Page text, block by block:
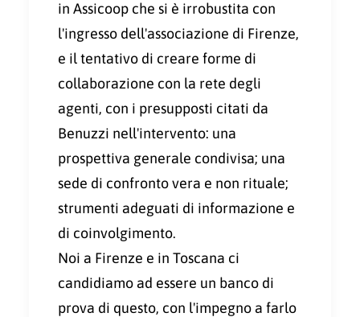
in Assicoop che si è irrobustita con
l'ingresso dell'associazione di Firenze,
e il tentativo di creare forme di
collaborazione con la rete degli
agenti, con i presupposti citati da
Benuzzi nell'intervento: una
prospettiva generale condivisa; una
sede di confronto vera e non rituale;
strumenti adeguati di informazione e
di coinvolgimento.
Noi a Firenze e in Toscana ci
candidiamo ad essere un banco di
prova di questo, con l'impegno a farlo